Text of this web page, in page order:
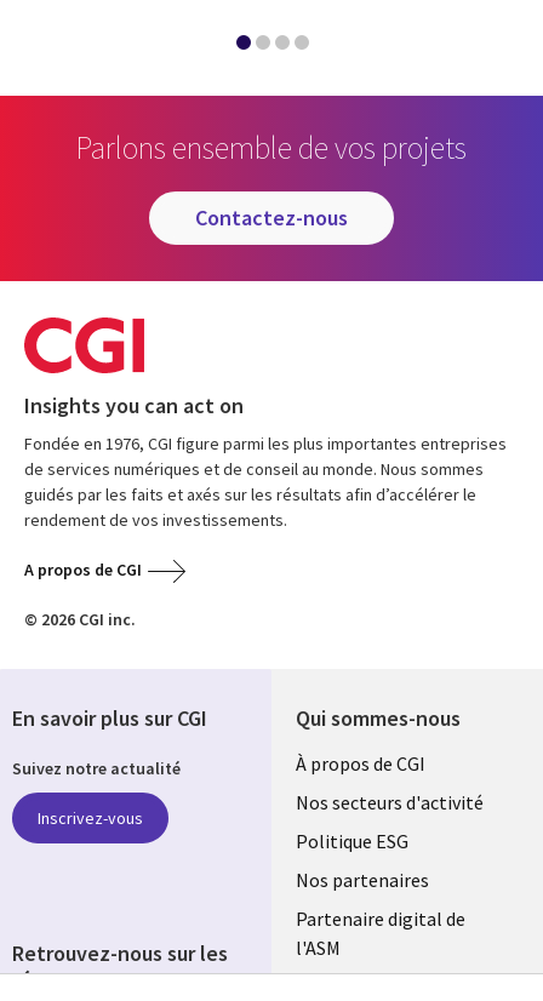
Parlons ensemble de vos projets
contactez-nous
Insights you can act on
Fondée en 1976, CGI figure parmi les plus importantes entreprises
de services numériques et de conseil au monde. Nous sommes
guidés par les faits et axés sur les résultats afin d’accélérer le
rendement de vos investissements.
A propos de CGI
© 2026 CGI inc.
Qui sommes-nous
Useful
links
FRANCE
À propos de CGI
Nos secteurs d'activité
Politique ESG
Nos partenaires
Partenaire digital de
l'ASM
En savoir plus sur CGI
Suivez notre actualité
Inscrivez-vous
Retrouvez-nous sur les
réseaux